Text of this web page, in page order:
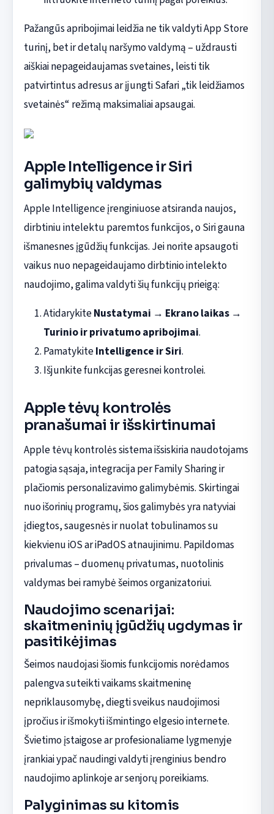
Pažangūs apribojimai leidžia ne tik valdyti App Store
turinį, bet ir detalų naršymo valdymą – uždrausti
aiškiai nepageidaujamas svetaines, leisti tik
patvirtintus adresus ar įjungti Safari „tik leidžiamos
svetainės“ režimą maksimaliai apsaugai.
Apple Intelligence ir Siri
galimybių valdymas
Apple Intelligence įrenginiuose atsiranda naujos,
dirbtiniu intelektu paremtos funkcijos, o Siri gauna
išmanesnes įgūdžių funkcijas. Jei norite apsaugoti
vaikus nuo nepageidaujamo dirbtinio intelekto
naudojimo, galima valdyti šių funkcijų prieigą:
AtidarykiteNustatymai → Ekrano laikas→
Turinio ir privatumo apribojimai.
PamatykiteIntelligence ir Siri.
Išjunkite funkcijas geresnei kontrolei.
Apple tėvų kontrolės
pranašumai ir išskirtinumai
Apple tėvų kontrolės sistema išsiskiria naudotojams
patogia sąsaja, integracija per Family Sharing ir
plačiomis personalizavimo galimybėmis. Skirtingai
nuo išorinių programų, šios galimybės yra natyviai
įdiegtos, saugesnės ir nuolat tobulinamos su
kiekvienu iOS ar iPadOS atnaujinimu. Papildomas
privalumas – duomenų privatumas, nuotolinis
valdymas bei ramybė šeimos organizatoriui.
Naudojimo scenarijai:
skaitmeninių įgūdžių ugdymas ir
pasitikėjimas
Šeimos naudojasi šiomis funkcijomis norėdamos
palengva suteikti vaikams skaitmeninę
nepriklausomybę, diegti sveikus naudojimosi
įpročius ir išmokyti išmintingo elgesio internete.
Švietimo įstaigose ar profesionaliame lygmenyje
įrankiai ypač naudingi valdyti įrenginius bendro
naudojimo aplinkoje ar senjorų poreikiams.
Palyginimas su kitomis